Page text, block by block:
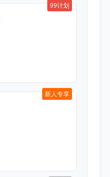
99计划
新人专享